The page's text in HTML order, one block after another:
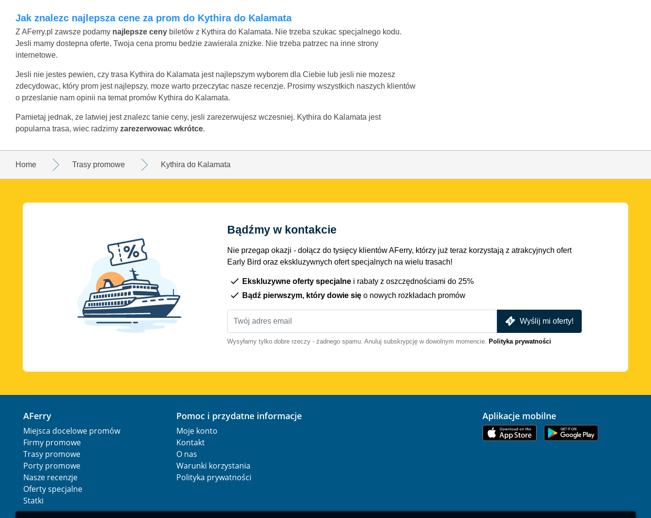
Jak znalezc najlepsza cene za prom do Kythira do Kalamata
Z AFerry.pl zawsze podamy najlepsze ceny biletów z Kythira do Kalamata. Nie trzeba szukac specjalnego kodu.
Jesli mamy dostepna oferte, Twoja cena promu bedzie zawierala znizke. Nie trzeba patrzec na inne strony
internetowe.
Jesli nie jestes pewien, czy trasa Kythira do Kalamata jest najlepszym wyborem dla Ciebie lub jesli nie mozesz
zdecydowac, który prom jest najlepszy, moze warto przeczytac nasze recenzje. Prosimy wszystkich naszych klientów
o przeslanie nam opinii na temat promów Kythira do Kalamata.
Pamietaj jednak, ze latwiej jest znalezc tanie ceny, jesli zarezerwujesz wczesniej. Kythira do Kalamata jest
popularna trasa, wiec radzimy zarezerwowac wkrótce.
Home Trasy promowe Kythira do Kalamata
Bądźmy w kontakcie
Nie przegap okazji - dołącz do tysięcy klientów AFerry, którzy już teraz korzystają z atrakcyjnych ofert
Early Bird oraz ekskluzywnych ofert specjalnych na wielu trasach!
Ekskluzywne oferty specjalne i rabaty z oszczędnościami do 25%
Bądź pierwszym, który dowie się o nowych rozkładach promów
Wyślij mi oferty!
Wysyłamy tylko dobre rzeczy - żadnego spamu. Anuluj subskrypcję w dowolnym momencie. Polityka prywatności
AFerry
Miejsca docelowe promów
Firmy promowe
Trasy promowe
Porty promowe
Nasze recenzje
Oferty specjalne
Statki
Pomoc i przydatne informacje
Moje konto
Kontakt
O nas
Warunki korzystania
Polityka prywatności
Aplikacje mobilne